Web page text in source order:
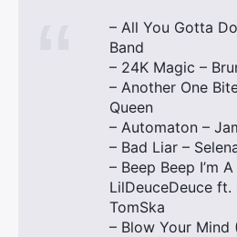
– All You Gotta
Band
– 24K Magic –
– Another One
Queen
– Automaton –
– Bad Liar –
– Beep Beep I’m
LilDeuceDeuce
TomSka
– Blow Your Mind